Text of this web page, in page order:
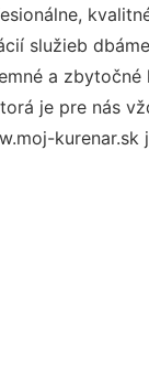
služieb
a
je pre nás
kurenar.sk